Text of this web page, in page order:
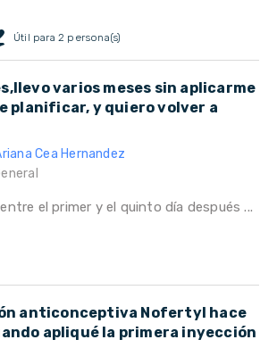
Útil para 2 persona(s)
varios meses sin aplicarme
planificar, y quiero volver a
Cea Hernandez
el primer y el quinto día después ...
anticonceptiva Nofertyl hace
apliqué la primera inyección